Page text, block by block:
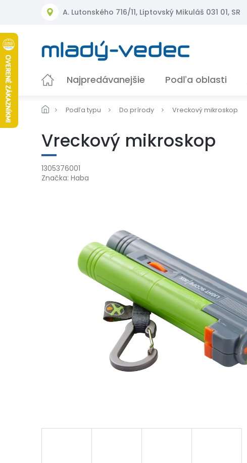
A. Lutonského 716/11, Liptovský Mikuláš 031 01, SR
Najpredávanejšie Podľa oblasti
Podľa typu Do prírody Vreckový mikroskop
Vreckový mikroskop
1305376001
Značka: Haba